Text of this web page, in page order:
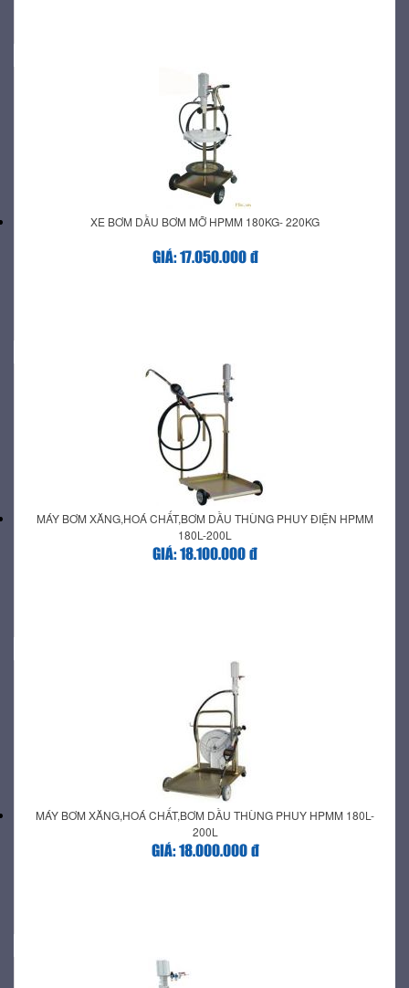
XE BƠM DẦU BƠM MỠ HPMM 180KG- 220KG
GIÁ: 17.050.000 đ
MÁY BƠM XĂNG,HOÁ CHẤT,BƠM DẦU THÙNG PHUY ĐIỆN HPMM
180L-200L
GIÁ: 18.100.000 đ
MÁY BƠM XĂNG,HOÁ CHẤT,BƠM DẦU THÙNG PHUY HPMM 180L-
200L
GIÁ: 18.000.000 đ